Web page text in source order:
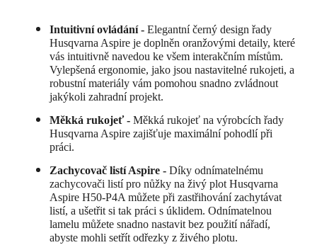
Intuitivní ovládání - Elegantní černý design řady
Husqvarna Aspire je doplněn oranžovými detaily, které
vás intuitivně navedou ke všem interakčním místům.
Vylepšená ergonomie, jako jsou nastavitelné rukojeti, a
robustní materiály vám pomohou snadno zvládnout
jakýkoli zahradní projekt.
Měkká rukojeť - Měkká rukojeť na výrobcích řady
Husqvarna Aspire zajišťuje maximální pohodlí při
práci.
Zachycovač listí Aspire - Díky odnímatelnému
zachycovači listí pro nůžky na živý plot Husqvarna
Aspire H50-P4A můžete při zastřihování zachytávat
listí, a ušetřit si tak práci s úklidem. Odnímatelnou
lamelu můžete snadno nastavit bez použití nářadí,
abyste mohli setřít odřezky z živého plotu.